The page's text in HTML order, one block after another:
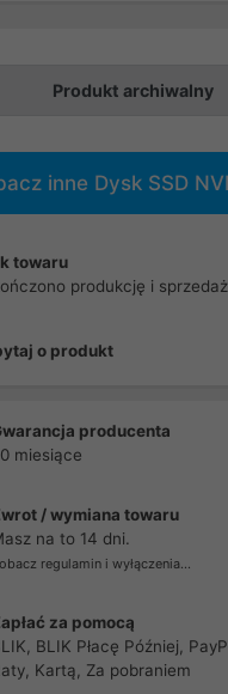
Produkt archiwalny
inne Dysk SSD
towaru
produkcję i sprzedaż
o produkt
producenta
miesiące
/ wymiana towaru
na to 14 dni.
regulamin i wyłączenia...
za pomocą
BLIK Płacę Później,
Kartą, Za pobraniem